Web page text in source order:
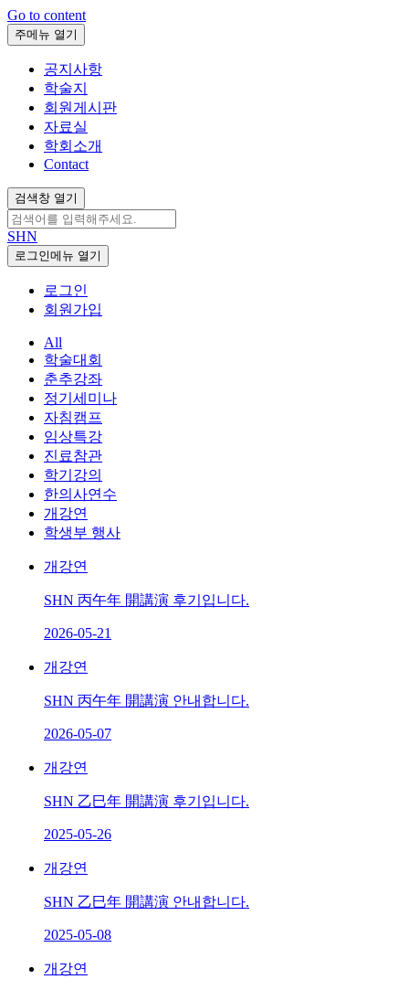
Go to content
주메뉴 열기
공지사항
학술지
회원게시판
자료실
학회소개
Contact
검색창 열기
SHN
로그인메뉴 열기
로그인
회원가입
All
학술대회
춘추강좌
정기세미나
자침캠프
임상특강
진료참관
학기강의
한의사연수
개강연
학생부 행사
개강연
SHN 丙午年 開講演 후기입니다.
2026-05-21
개강연
SHN 丙午年 開講演 안내합니다.
2026-05-07
개강연
SHN 乙巳年 開講演 후기입니다.
2025-05-26
개강연
SHN 乙巳年 開講演 안내합니다.
2025-05-08
개강연